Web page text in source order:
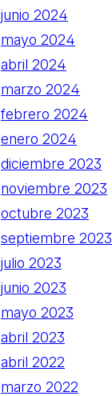
junio 2024
mayo 2024
abril 2024
marzo 2024
febrero 2024
enero 2024
diciembre 2023
noviembre 2023
octubre 2023
septiembre 2023
julio 2023
junio 2023
mayo 2023
abril 2023
abril 2022
marzo 2022